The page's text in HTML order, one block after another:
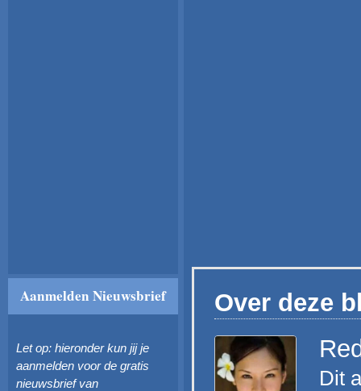
Aanmelden Nieuwsbrief
Let op: hieronder kun jij je
aanmelden voor de gratis
nieuwsbrief van
Over deze
Dit